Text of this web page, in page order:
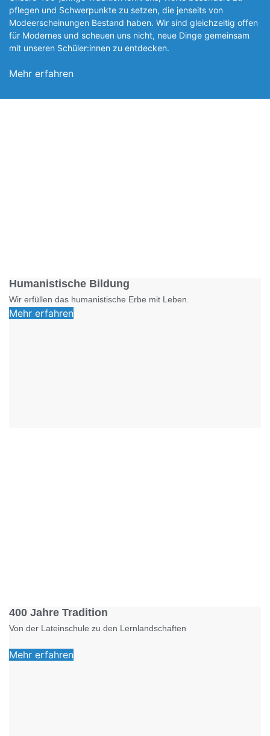
pflegen und Schwerpunkte zu setzen, die jen­seits von
Modeerscheinungen Be­stand haben. Wir sind gleichzeitig offen
für Modernes und scheuen uns nicht, neue Dinge gemeinsam
mit unseren Schüler:innen zu entde­cken.
Mehr erfahren
Humanistische Bildung
Wir erfüllen das humanistische Erbe mit Leben.
Mehr erfahren
400 Jahre Tradition
Von der Lateinschule zu den Lernlandschaften
Mehr erfahren